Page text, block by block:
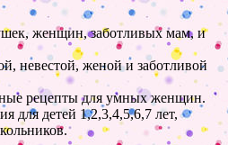
женщин, заботливых мам, и
невестой, женой и заботливой
рецепты для умных женщин.
для детей 1,2,3,4,5,6,7 лет,